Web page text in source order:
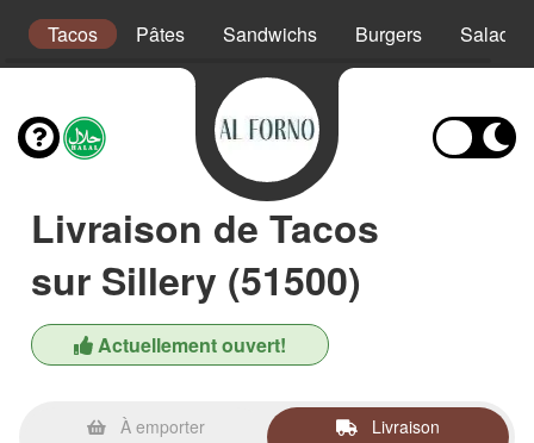
Tacos Pâtes Sandwichs Burgers Salades
Livraison de Tacos
sur Sillery (51500)
Actuellement ouvert!
À emporter Livraison